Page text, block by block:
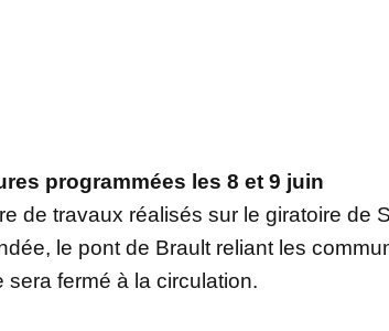
programmées les 8 et 9 juin
de travaux réalisés sur le giratoire de
le pont de Brault reliant les
sera fermé à la circulation.